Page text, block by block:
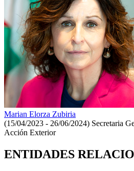
Marian Elorza Zubiria
(15/04/2023 - 26/06/2024) Secretaria
Acción Exterior
ENTIDADES